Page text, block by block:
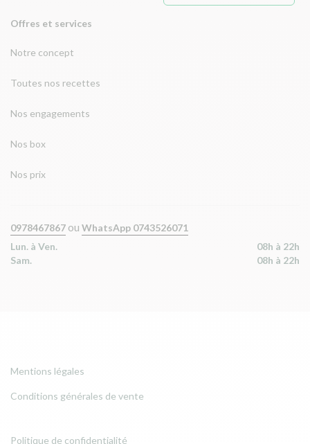
Offres et services
Notre concept
Toutes nos recettes
Nos engagements
Nos box
Nos prix
0978467867 ou WhatsApp 0743526071
Lun. à Ven.
08h à 22h
Sam.
08h à 22h
Mentions légales
Conditions générales de vente
Politique de confidentialité